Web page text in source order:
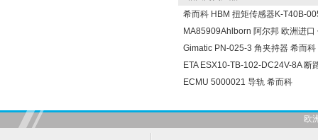
希而科 HBM 扭矩传感器K-T40B-
MA85909Ahlborn 阿尔邦 欧洲进口
Gimatic PN-025-3 角夹持器 希而科
ETA ESX10-TB-102-DC24V-8A 断
ECMU 5000021 导轨 希而科
欧